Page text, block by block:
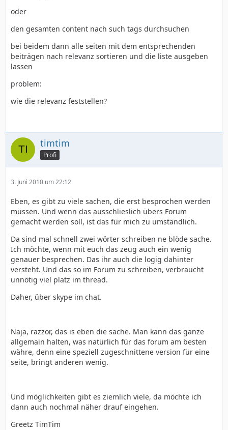
oder
den gesamten content nach such tags durchsuchen
bei beidem dann alle seiten mit dem entsprechenden
beiträgen nach relevanz sortieren und die liste ausgeben
lassen
problem:
wie die relevanz feststellen?
timtim
Profi
3. Juni 2010 um 22:12
Eben, es gibt zu viele sachen, die erst besprochen werden
müssen. Und wenn das ausschlieslich übers Forum
gemacht werden soll, ist das für mich zu umständlich.
Da sind mal schnell zwei wörter schreiben ne blöde sache.
Ich möchte, wenn mit euch das zeug auch ein wenig
genauer besprechen. Das ihr auch die logig dahinter
versteht. Und das so im Forum zu schreiben, verbraucht
unnötig viel platz im thread.
Daher, über skype im chat.
Naja, razzor, das is eben die sache. Man kann das ganze
allgemain halten, was natürlich für das forum am besten
währe, denn eine speziell zugeschnittene version für eine
seite, bringt anderen wenig.
Und möglichkeiten gibt es ziemlich viele, da möchte ich
dann auch nochmal näher drauf eingehen.
Greetz TimTim